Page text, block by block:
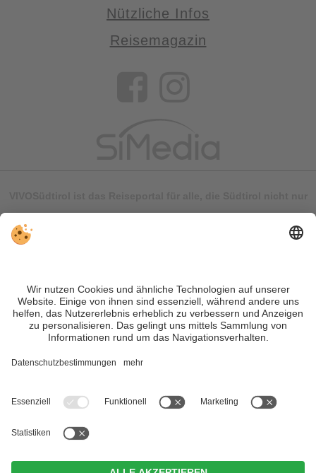
Nützliche Infos
Reisemagazin
können Fehler auftreten. Wir übernehmen keine Gewähr für
die Richtigkeit und Vollständigkeit aller Informationen.
Informieren Sie sich sicherheitshalber nochmals beim
Veranstalter vor Ort über die aktuellen Bedingungen.
Sitemap| Impressum&Datenschutz
Individuelle Cookie-